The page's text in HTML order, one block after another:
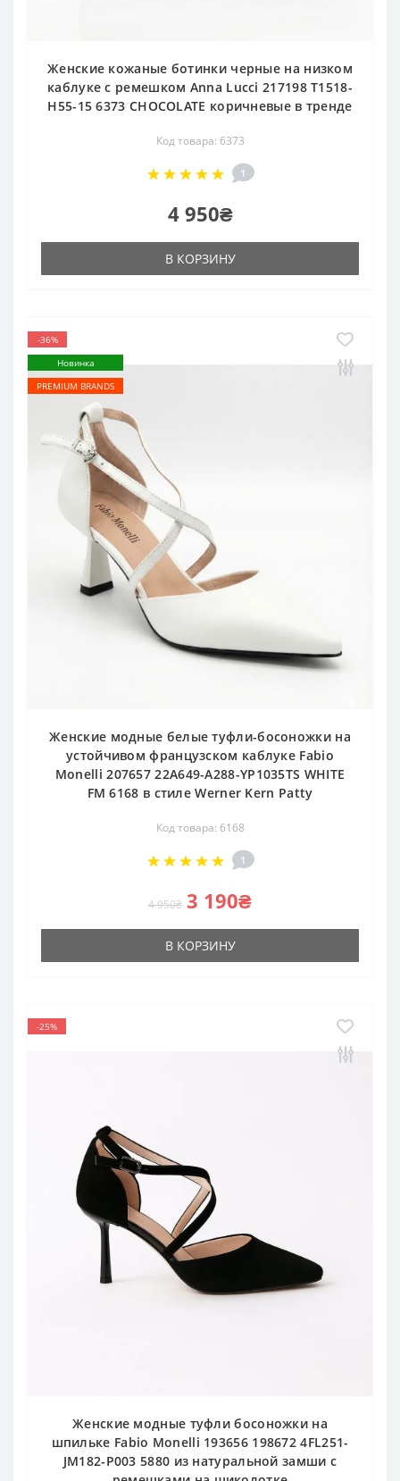
Женские кожаные ботинки черные на низком
каблуке с ремешком Anna Lucci 217198 T1518-
H55-15 6373 CHOCOLATE коричневые в тренде
Код товара: 6373
1
4 950₴
В КОРЗИНУ
-36%
Новинка
PREMIUM BRANDS
Женские модные белые туфли-босоножки на
устойчивом французском каблуке Fabio
Monelli 207657 22A649-A288-YP1035TS WHITE
FM 6168 в стиле Werner Kern Patty
Код товара: 6168
1
4 950₴ 3 190₴
В КОРЗИНУ
-25%
Женские модные туфли босоножки на
шпильке Fabio Monelli 193656 198672 4FL251-
JM182-P003 5880 из натуральной замши с